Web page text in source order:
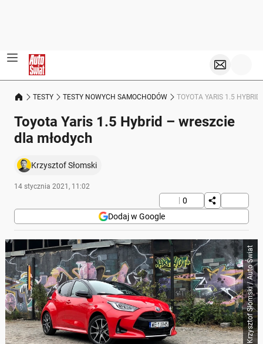
TESTY TESTY NOWYCH SAMOCHODÓW TOYOTA YARIS 1.5
Toyota Yaris 1.5 Hybrid – wreszcie
dla młodych
Krzysztof Słomski
14 stycznia 2021, 11:02
0
Dodaj w Google
Krzysztof Słomski / Auto Świat